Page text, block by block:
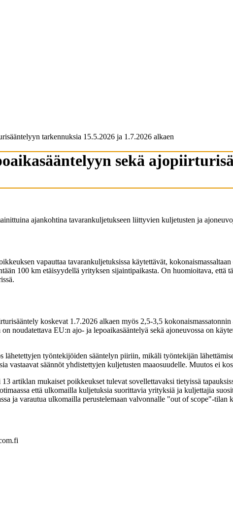
tarkennuksia 15.5.2026 ja 1.7.2026 alkaen
sekä
ajankohtina tavarankuljetukseen liittyvien kuljetusten ja
vapauttaa tavarankuljetuksissa käytettävät,
100 km etäisyydellä yrityksen sijaintipaikasta. On huomioitava, että
koskevat 1.7.2026 alkaen myös 2,5-3,5
noudatettava EU:n ajo- ja lepoaikasääntelyä sekä ajoneuvossa on
lähetettyjen työntekijöiden sääntelyn piiriin, mikäli työntekijän
vastaavat säännöt yhdistettyjen kuljetusten maaosuudelle. Muutos ei
artiklan mukaiset poikkeukset tulevat sovellettavaksi tietyissä
että ulkomailla kuljetuksia suorittavia yrityksiä ja kuljettajia
ja varautua ulkomailla perustelemaan valvonnalle "out of scope"-tilan